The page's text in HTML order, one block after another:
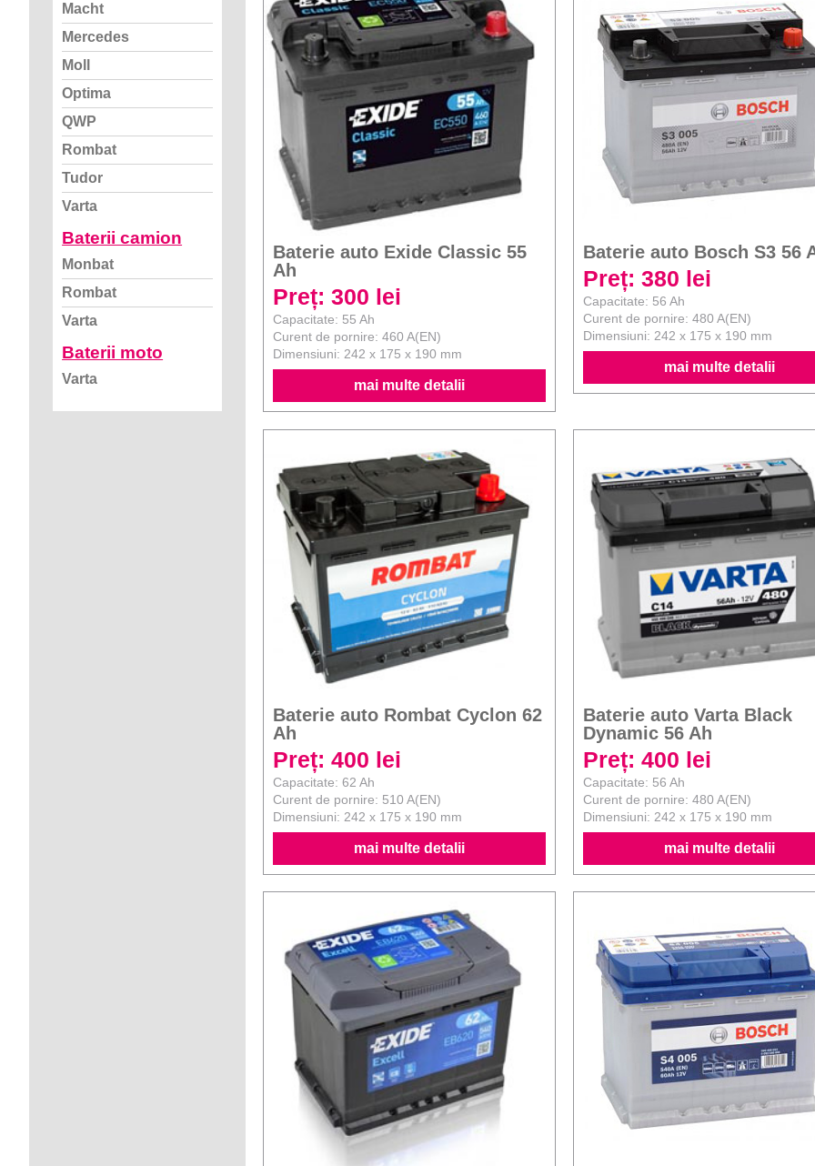
Baterie auto Exide Classic 55
Ah
Preț: 300 lei
Capacitate: 55 Ah
Curent de pornire: 460 A(EN)
Dimensiuni: 242 x 175 x 190 mm
mai multe detalii
Baterie auto Bosch S3 56
Preț: 380 lei
Capacitate: 56 Ah
Curent de pornire: 480 A(EN)
Dimensiuni: 242 x 175 x 190 mm
mai multe detalii
Baterie auto Rombat Cyclon 62
Ah
Preț: 400 lei
Capacitate: 62 Ah
Curent de pornire: 510 A(EN)
Dimensiuni: 242 x 175 x 190 mm
mai multe detalii
Baterie auto Varta Black
Dynamic 56 Ah
Preț: 400 lei
Capacitate: 56 Ah
Curent de pornire: 480 A(EN)
Dimensiuni: 242 x 175 x 190 mm
mai multe detalii
Macht
Mercedes
Moll
Optima
QWP
Rombat
Tudor
Varta
Baterii camion
Monbat
Rombat
Varta
Baterii moto
Varta